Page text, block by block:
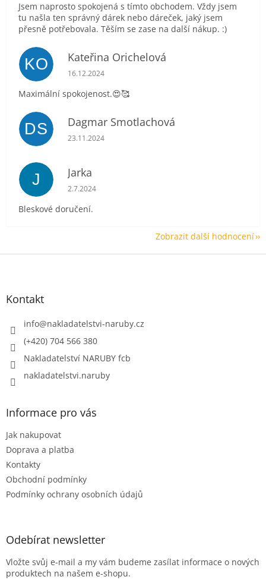
Jsem naprosto spokojená s tímto obchodem. Vždy jsem
tu našla ten správný dárek nebo dáreček, jaký jsem
přesně potřebovala. Těším se zase na další nákup. :)
KO Kateřina Orichelová
Hodnocení obchodu je 5 z 5 hvězdiček.
16.12.2024
Maximální spokojenost.😍🥰
DS Dagmar Smotlachová
Hodnocení obchodu je 5 z 5 hvězdiček.
23.11.2024
J Jarka
Hodnocení obchodu je 5 z 5 hvězdiček.
2.7.2024
Bleskové doručení.
Zobrazit další hodnocení
Z
Kontakt
info@nakladatelstvi-naruby.cz
(+420) 704 566 380
Nakladatelství NARUBY fcb
nakladatelstvi.naruby
Informace pro vás
Jak nakupovat
Doprava a platba
Kontakty
Obchodní podmínky
Podmínky ochrany osobních údajů
Odebírat newsletter
Vložte svůj e-mail a my vám budeme zasílat informace o nových
produktech na našem e-shopu.